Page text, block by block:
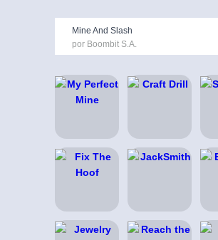
Mine And Slash
por Boombit S.A.